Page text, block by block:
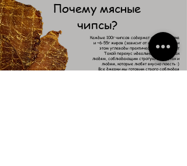
Почему мясные
чипсы?
Каждые 100г чипсов содержат ~60-110г белка
и ~6-55г жиров (зависит от вида мяса), при
этом углеводы практически отсутствуют
Такой перекус идеально подойдет, как
людям, соблюдающим строгую диету, так и
людям, которые любят вкусно поесть :)
Все джерки мы готовим строго соблюдая